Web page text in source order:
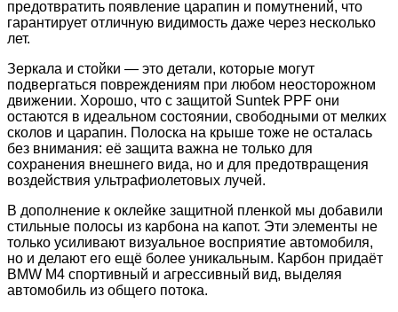
предотвратить появление царапин и помутнений, что
гарантирует отличную видимость даже через несколько
лет.
Зеркала и стойки — это детали, которые могут
подвергаться повреждениям при любом неосторожном
движении. Хорошо, что с защитой Suntek PPF они
остаются в идеальном состоянии, свободными от мелких
сколов и царапин. Полоска на крыше тоже не осталась
без внимания: её защита важна не только для
сохранения внешнего вида, но и для предотвращения
воздействия ультрафиолетовых лучей.
В дополнение к оклейке защитной пленкой мы добавили
стильные полосы из карбона на капот. Эти элементы не
только усиливают визуальное восприятие автомобиля,
но и делают его ещё более уникальным. Карбон придаёт
BMW M4 спортивный и агрессивный вид, выделяя
автомобиль из общего потока.